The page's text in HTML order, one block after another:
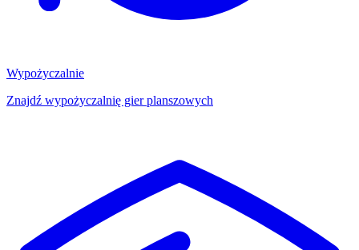
Wypożyczalnie
Znajdź wypożyczalnię gier planszowych